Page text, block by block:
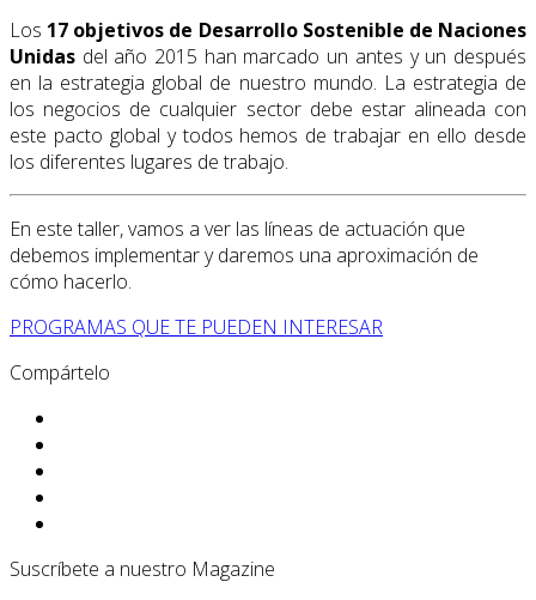
Los 17 objetivos de Desarrollo Sostenible de Naciones
Unidas del año 2015 han marcado un antes y un después
en la estrategia global de nuestro mundo. La estrategia de
los negocios de cualquier sector debe estar alineada con
este pacto global y todos hemos de trabajar en ello desde
los diferentes lugares de trabajo.
En este taller, vamos a ver las líneas de actuación que
debemos implementar y daremos una aproximación de
cómo hacerlo.
PROGRAMAS QUE TE PUEDEN INTERESAR
Compártelo
Suscríbete a nuestro Magazine